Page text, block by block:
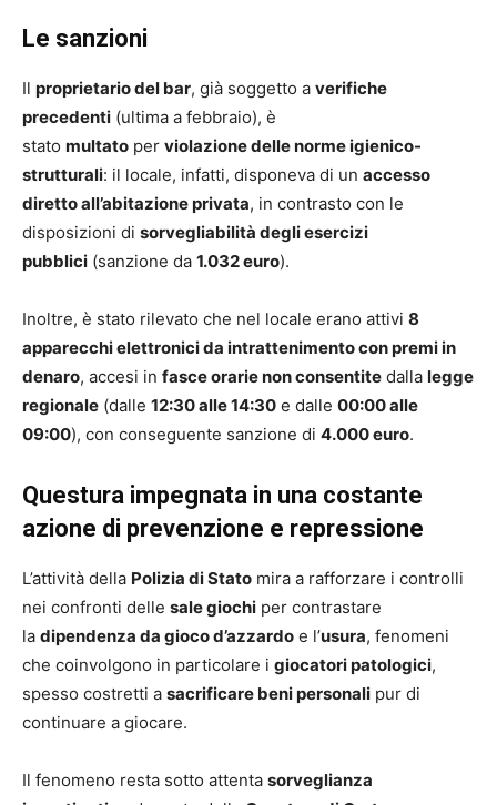
Le sanzioni
Il proprietario del bar, già soggetto a verifiche
precedenti (ultima a febbraio), è
stato multato per violazione delle norme igienico-
strutturali: il locale, infatti, disponeva di un accesso
diretto all’abitazione privata, in contrasto con le
disposizioni di sorvegliabilità degli esercizi
pubblici (sanzione da 1.032 euro).
Inoltre, è stato rilevato che nel locale erano attivi 8
apparecchi elettronici da intrattenimento con premi in
denaro, accesi in fasce orarie non consentite dalla legge
regionale (dalle 12:30 alle 14:30 e dalle 00:00 alle
09:00), con conseguente sanzione di 4.000 euro.
Questura impegnata in una costante
azione di prevenzione e repressione
L’attività della Polizia di Stato mira a rafforzare i controlli
nei confronti delle sale giochi per contrastare
la dipendenza da gioco d’azzardo e l’usura, fenomeni
che coinvolgono in particolare i giocatori patologici,
spesso costretti a sacrificare beni personali pur di
continuare a giocare.
Il fenomeno resta sotto attenta sorveglianza